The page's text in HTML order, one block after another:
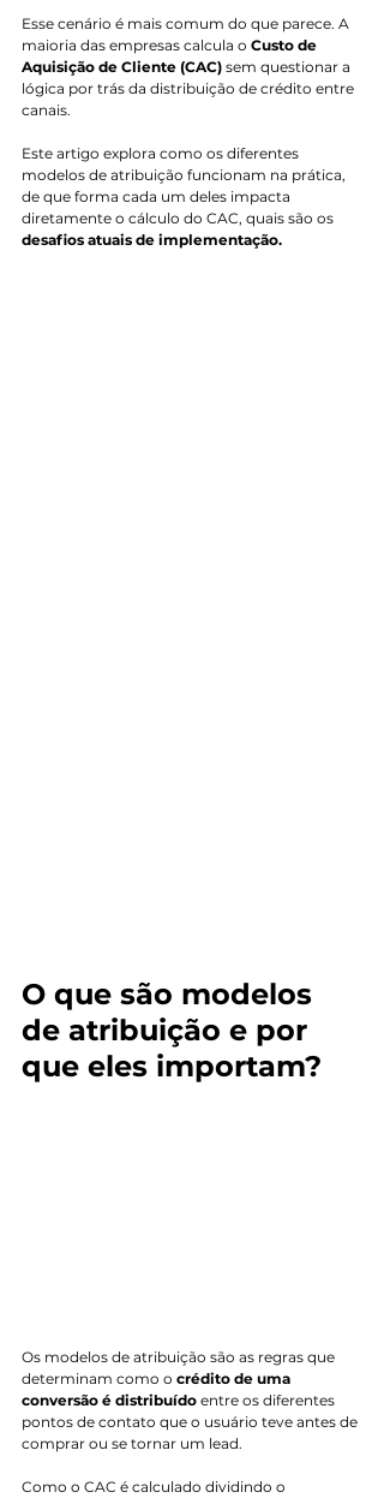
Esse cenário é mais comum do que parece. A
maioria das empresas calcula o Custo de
Aquisição de Cliente (CAC) sem questionar a
lógica por trás da distribuição de crédito entre
canais.
Este artigo explora como os diferentes
modelos de atribuição funcionam na prática,
de que forma cada um deles impacta
diretamente o cálculo do CAC, quais são os
desafios atuais de implementação.
O que são modelos
de atribuição e por
que eles importam?
Os modelos de atribuição são as regras que
determinam como o crédito de uma
conversão é distribuído entre os diferentes
pontos de contato que o usuário teve antes de
comprar ou se tornar um lead.
Como o CAC é calculado dividindo o